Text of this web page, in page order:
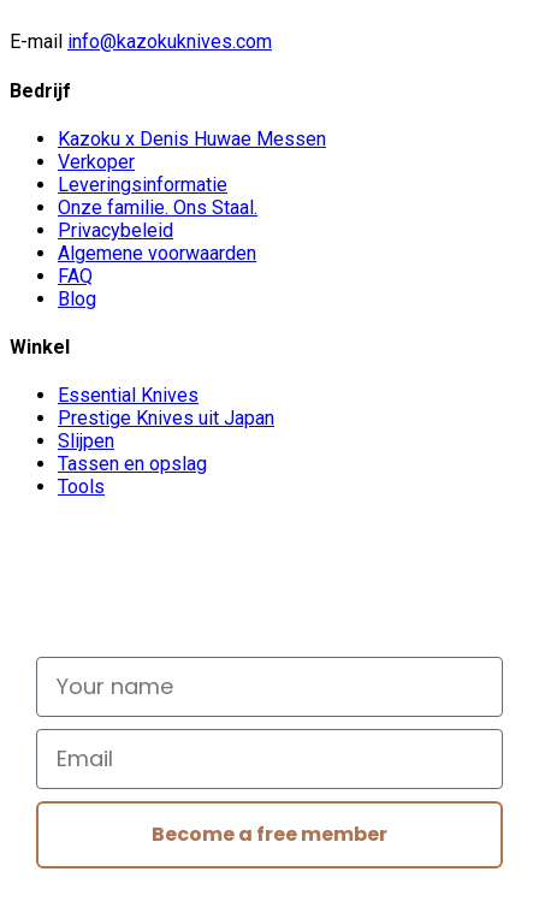
E-mail info@kazokuknives.com
Bedrijf
Kazoku x Denis Huwae Messen
Verkoper
Leveringsinformatie
Onze familie. Ons Staal.
Privacybeleid
Algemene voorwaarden
FAQ
Blog
Winkel
Essential Knives
Prestige Knives uit Japan
Slijpen
Tassen en opslag
Tools
Your name
Email
Become a free member